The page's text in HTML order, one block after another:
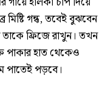
গন্ধ, তবেই বুঝবেন
ফ্রিজে রাখুন। তখন
পাকার হাত থেকেও
পাতেই পড়বে।